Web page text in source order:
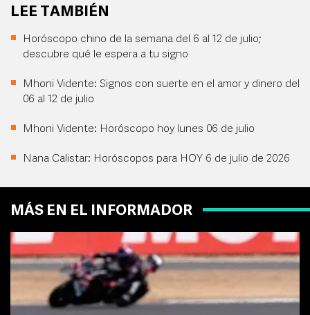
LEE TAMBIÉN
Horóscopo chino de la semana del 6 al 12 de julio;
descubre qué le espera a tu signo
Mhoni Vidente: Signos con suerte en el amor y dinero del
06 al 12 de julio
Mhoni Vidente: Horóscopo hoy lunes 06 de julio
Nana Calistar: Horóscopos para HOY 6 de julio de 2026
MÁS EN EL INFORMADOR